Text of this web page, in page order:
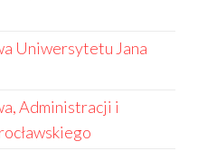
Uniwersytetu Jana
Administracji i